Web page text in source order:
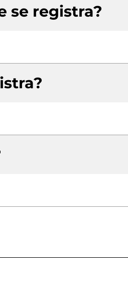
se registra?